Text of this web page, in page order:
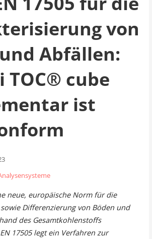
von
Abfällen:
TOC® cube
ist
neue, europäische Norm für die
Differenzierung von Böden und
des Gesamtkohlenstoffs
17505 legt ein Verfahren zur